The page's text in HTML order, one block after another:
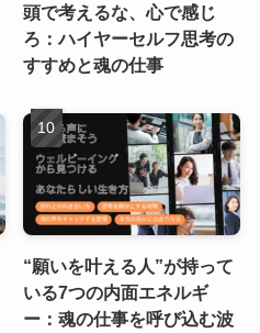
頭で考えるな、心で感じ
ろ：ハイヤーセルフ思考の
すすめと魂の仕事
“願いを叶える人”が持って
いる7つの内面エネルギ
ー：魂の仕事を呼び込む波